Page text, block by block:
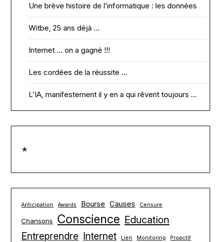
Une brève histoire de l’informatique : les données
Witbe, 25 ans déjà …
Internet … on a gagné !!!
Les cordées de la réussite …
L’IA, manifestement il y en a qui rêvent toujours …
★
Anticipation Awards Bourse Causes Censure
Chansons Conscience Education
Entreprendre Internet Lien Monitoring Proactif